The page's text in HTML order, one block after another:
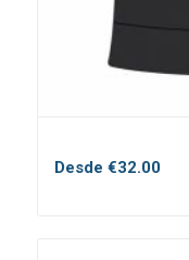
Desde €32.00